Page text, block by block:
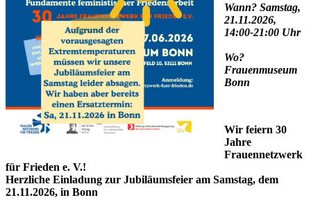
Wann? Samstag,
21.11.2026,
14:00-21:00 Uhr
Wo?
Frauenmuseum
Bonn
Wir feiern 30
Jahre
Frauennetzwerk
für Frieden e. V.!
Herzliche Einladung zur Jubiläumsfeier am Samstag, dem
21.11.2026, in Bonn